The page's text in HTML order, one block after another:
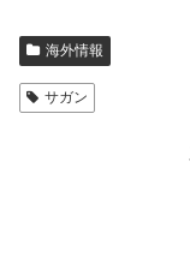
海外情報
サガン